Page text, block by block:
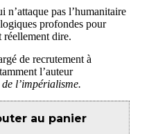
n’attaque pas l’humanitaire
profondes pour
réellement dire.
de recrutement à
l’auteur
l’impérialisme.
au panier